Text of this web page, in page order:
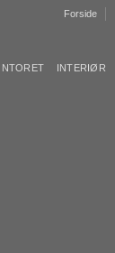
Forside
INTERIØR